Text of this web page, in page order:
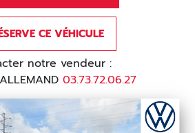
CE VÉHICULE
notre vendeur :
03.73.72.06.27